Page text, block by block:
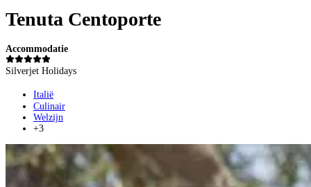
Tenuta Centoporte
Accommodatie
Silverjet Holidays
Italië
Culinair
Welzijn
+3